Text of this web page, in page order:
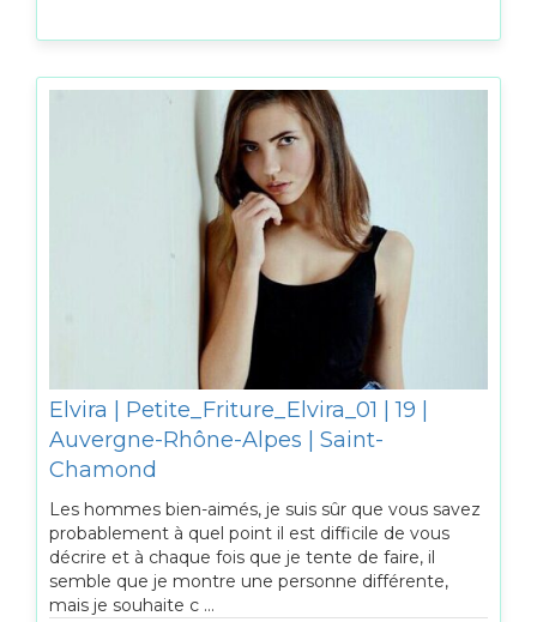
Elvira | Petite_Friture_Elvira_01 | 19 |
Auvergne-Rhône-Alpes | Saint-
Chamond
Les hommes bien-aimés, je suis sûr que vous savez
probablement à quel point il est difficile de vous
décrire et à chaque fois que je tente de faire, il
semble que je montre une personne différente,
mais je souhaite c ...